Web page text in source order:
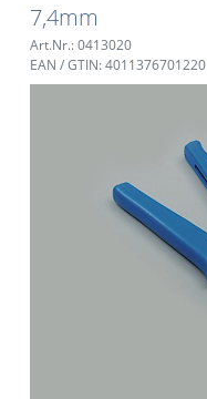
7,4mm
Art.Nr.: 0413020
EAN / GTIN: 4011376701220